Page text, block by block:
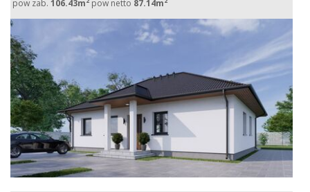
pow zab. 106.43m pow netto 87.14m